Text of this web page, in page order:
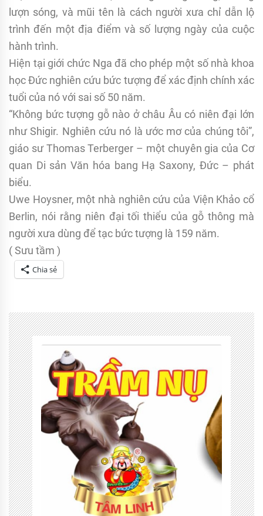
lượn sóng, và mũi tên là cách người xưa chỉ dẫn lộ
trình đến một địa điểm và số lượng ngày của cuộc
hành trình.
Hiện tại giới chức Nga đã cho phép một số nhà khoa
học Đức nghiên cứu bức tượng để xác định chính xác
tuổi của nó với sai số 50 năm.
“Không bức tượng gỗ nào ở châu Âu có niên đại lớn
như Shigir. Nghiên cứu nó là ước mơ của chúng tôi”,
giáo sư Thomas Terberger – một chuyên gia của Cơ
quan Di sản Văn hóa bang Hạ Saxony, Đức – phát
biểu.
Uwe Hoysner, một nhà nghiên cứu của Viện Khảo cổ
Berlin, nói rằng niên đại tối thiểu của gỗ thông mà
người xưa dùng để tạc bức tượng là 159 năm.
( Sưu tầm )
Chia sẻ
lời
hay